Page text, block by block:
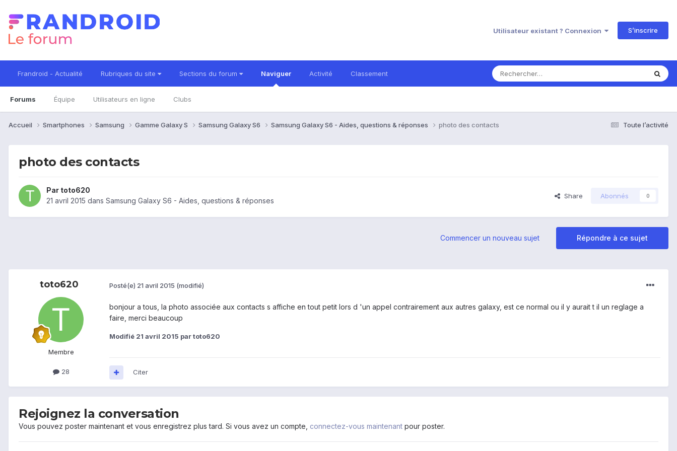
Utilisateur existant ? Connexion S’inscrire
Frandroid - Actualité Rubriques du site Sections du forum Naviguer
Forums Équipe Utilisateurs en ligne Clubs
Activité Classement
Toute l’activité
Accueil Smartphones Samsung Gamme Galaxy S Samsung Galaxy S6 Samsung Galaxy S6 - Aides, questions & réponses photo des contacts
photo des contacts
Par toto620
21 avril 2015 dans Samsung Galaxy S6 - Aides, questions & réponses
Share Abonnés 0
Répondre à ce sujet
Commencer un nouveau sujet
toto620
Membre
28
Posté(e) 21 avril 2015 (modifié)
bonjour a tous, la photo associée aux contacts s affiche en tout petit lors d 'un appel contrairement aux autres galaxy, est ce normal ou il y aurait t il un reglage a
faire, merci beaucoup
Modifié 21 avril 2015 par toto620
Citer
Rejoignez la conversation
Vous pouvez poster maintenant et vous enregistrez plus tard. Si vous avez un compte, connectez-vous maintenant pour poster.